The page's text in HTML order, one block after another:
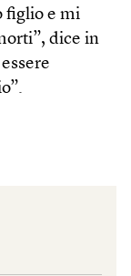
figlio e mi
dice in